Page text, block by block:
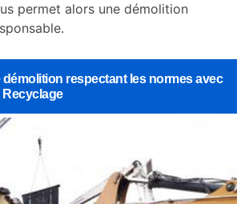
démolition respectant les normes avec
Recyclage
permet alors une démolition